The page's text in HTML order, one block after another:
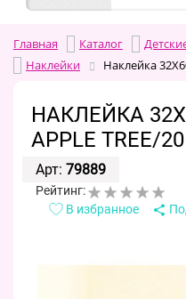
Главная Каталог
Наклейки
Наклейка
НАКЛЕЙКА
APPLE TREE/20
Арт: 79889
Рейтинг:
В избранное